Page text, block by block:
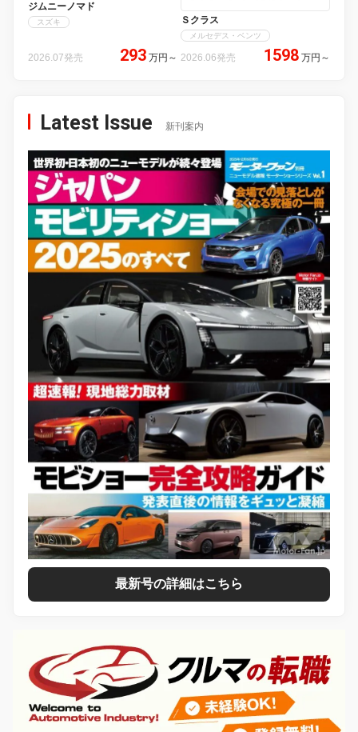
ジムニーノマド
スズキ
2026.07発売 293 万円 ～
Ｓクラス
メルセデス・ベンツ
2026.06発売 1598 万円 ～
Latest Issue 新刊案内
最新号の詳細はこちら